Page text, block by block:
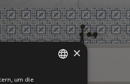
×
um die